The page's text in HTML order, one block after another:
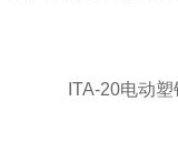
ITA-20电动